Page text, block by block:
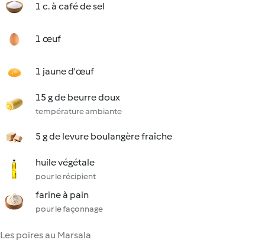
1 c. à café de sel
1 œuf
1 jaune d'œuf
15 g de beurre doux
température ambiante
5 g de levure boulangère fraîche
huile végétale
pour le récipient
farine à pain
pour le façonnage
Les poires au Marsala